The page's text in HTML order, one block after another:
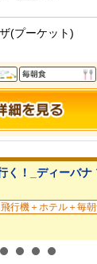
(プーケット)
く！_ディーバ
行機＋ホテル＋毎